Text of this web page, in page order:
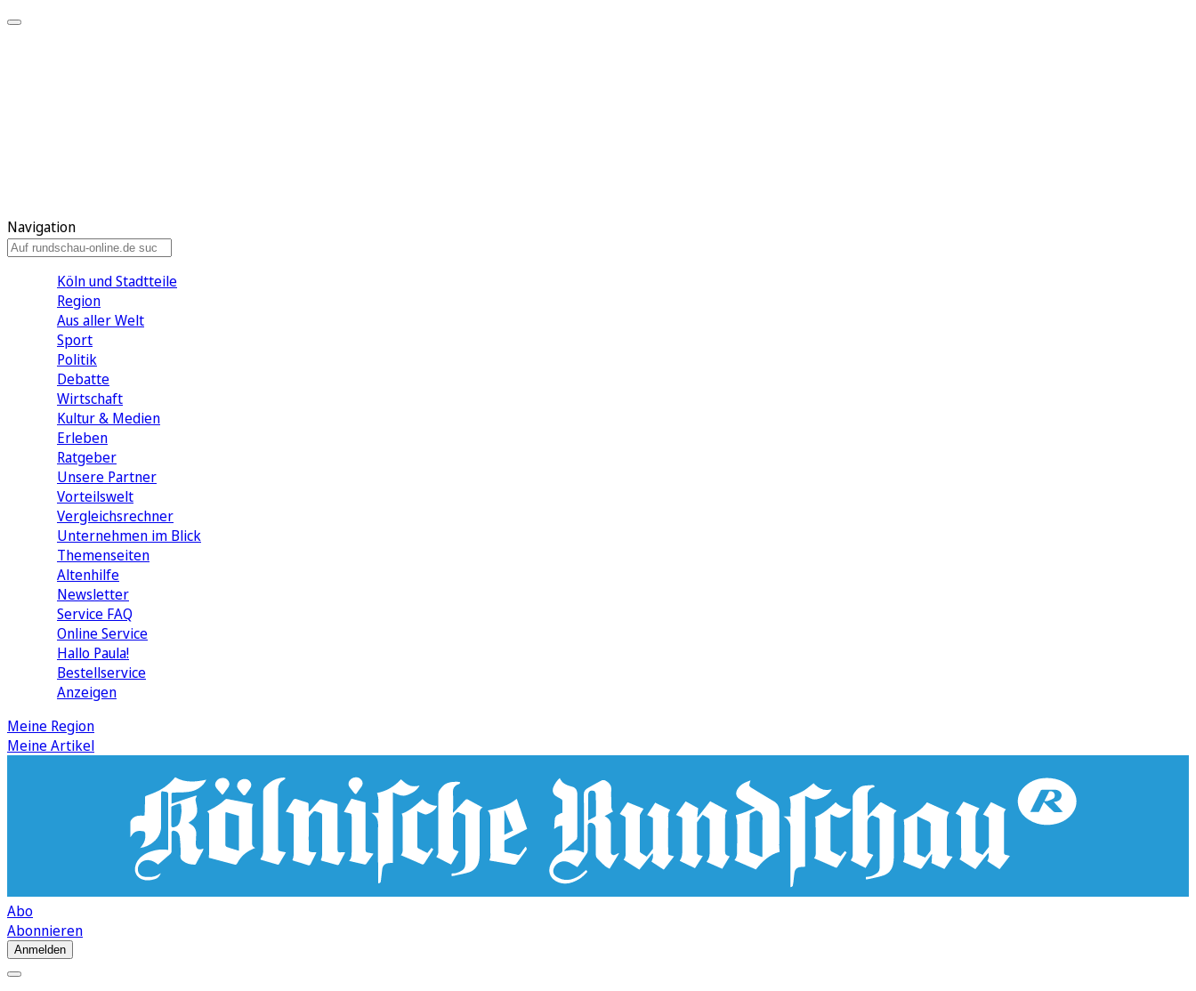
Navigation
Köln und Stadtteile
Region
Aus aller Welt
Sport
Politik
Debatte
Wirtschaft
Kultur & Medien
Erleben
Ratgeber
Unsere Partner
Vorteilswelt
Vergleichsrechner
Unternehmen im Blick
Themenseiten
Altenhilfe
Newsletter
Service FAQ
Online Service
Hallo Paula!
Bestellservice
Anzeigen
Meine Region
Meine Artikel
Abo
Abonnieren
Anmelden